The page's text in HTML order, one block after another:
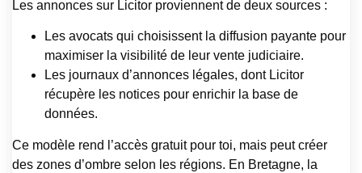
Les annonces sur Licitor proviennent de deux sources :
Les avocats qui choisissent la diffusion payante pour
maximiser la visibilité de leur vente judiciaire.
Les journaux d’annonces légales, dont Licitor
récupère les notices pour enrichir la base de
données.
Ce modèle rend l’accès gratuit pour toi, mais peut créer
des zones d’ombre selon les régions. En Bretagne, la